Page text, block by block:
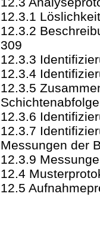
12.3.1
12.3.2
309
12.3.3
12.3.4
12.3.5
12.3.6
12.3.7
Messungen der
12.3.9
12.4
12.5